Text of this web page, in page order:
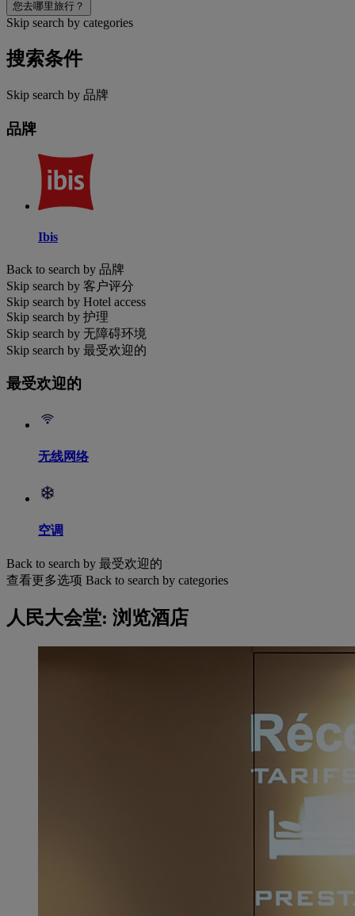
您去哪里旅行？
Skip search by categories
搜索条件
Skip search by 品牌
品牌
Ibis
Back to search by 品牌
Skip search by 客户评分
Skip search by Hotel access
Skip search by 护理
Skip search by 无障碍环境
Skip search by 最受欢迎的
最受欢迎的
无线网络
空调
Back to search by 最受欢迎的
查看更多选项 Back to search by categories
人民大会堂: 浏览酒店